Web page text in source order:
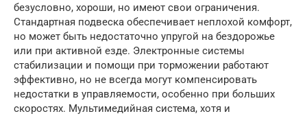
безусловно, хороши, но имеют свои ограничения.
Стандартная подвеска обеспечивает неплохой комфорт,
но может быть недостаточно упругой на бездорожье
или при активной езде. Электронные системы
стабилизации и помощи при торможении работают
эффективно, но не всегда могут компенсировать
недостатки в управляемости, особенно при больших
скоростях. Мультимедийная система, хотя и